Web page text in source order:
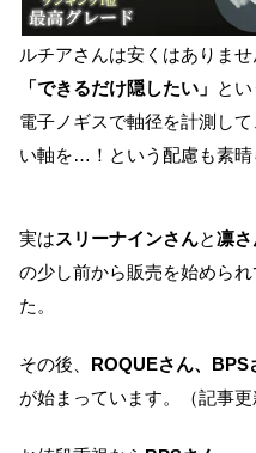
ルチアさんは安くはありませ
「できるだけ隠したい」 と
電子ノギスで軸径を計測し
い軸を…！という配慮も素晴
実はスリーナインさんと凛さ
の少し前から販売を始めら
た。
その後、 ROQUEさん、BPS
が始まっています。（記事更